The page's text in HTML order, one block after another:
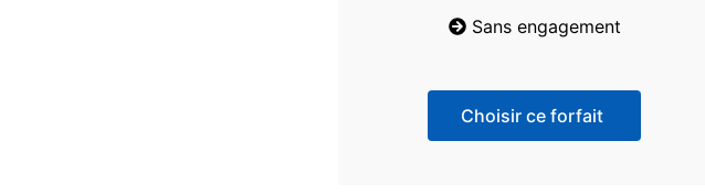
Sans engagement
Choisir ce forfait